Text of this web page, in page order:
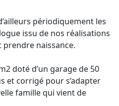
périodiquement les
issu de nos réalisations
naissance.
doté d’un garage de 50
et corrigé pour s’adapter
famille qui vient de